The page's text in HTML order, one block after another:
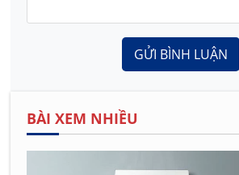
GỬI BÌNH LUẬN
BÀI XEM NHIỀU